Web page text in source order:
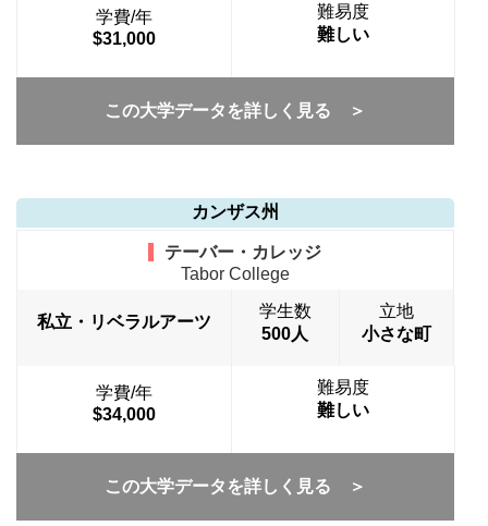
学費/年
$31,000
難易度
難しい
この大学データを詳しく見る ＞
カンザス州
テーバー・カレッジ
Tabor College
私立・リベラルアーツ
学生数
500人
立地
小さな町
学費/年
$34,000
難易度
難しい
この大学データを詳しく見る ＞